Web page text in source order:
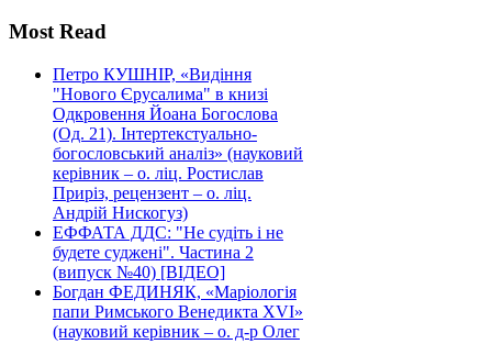
Most Read
Петро КУШНІР, «Видіння
"Нового Єрусалима" в книзі
Одкровення Йоана Богослова
(Од. 21). Інтертекстуально-
богословський аналіз» (науковий
керівник – о. ліц. Ростислав
Приріз, рецензент – о. ліц.
Андрій Нискогуз)
ЕФФАТА ДДС: "Не судіть і не
будете суджені". Частина 2
(випуск №40) [ВІДЕО]
Богдан ФЕДИНЯК, «Маріологія
папи Римського Венедикта XVI»
(науковий керівник – о. д-р Олег